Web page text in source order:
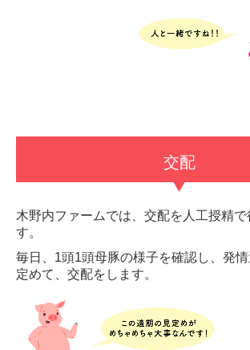
交配
木野内ファームでは、交配を人工授精で
す。
毎日、1頭1頭母豚の様子を確認し、発
定めて、交配をします。